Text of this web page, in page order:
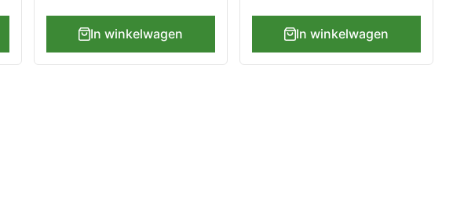
In winkelwagen In winkelwagen